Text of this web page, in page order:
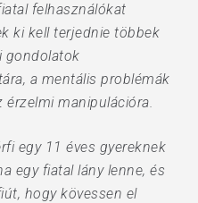
felhasználókat
ki kell terjednie többek
gondolatok
a mentális problémák
érzelmi manipulációra.
egy 11 éves gyereknek
egy fiatal lány lenne, és
hogy kövessen el